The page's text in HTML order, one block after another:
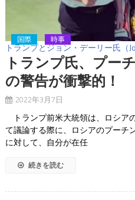
トランプとジョン・デーリー氏（
国際 時事
トランプ氏、プー
の警告が衝撃的！
2022年3月7日
トランプ前米大統領は、ロシア
て議論する際に、ロシアのプーチ
に対して、自分が在任
続きを読む